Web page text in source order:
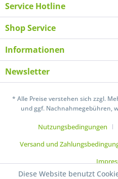
Service Hotline
Shop Service
Informationen
Newsletter
* Alle Preise verstehen sich zzgl.
und ggf. Nachnahmegebühren,
Nutzungsbedingungen
Versand und
Diese Website benutzt